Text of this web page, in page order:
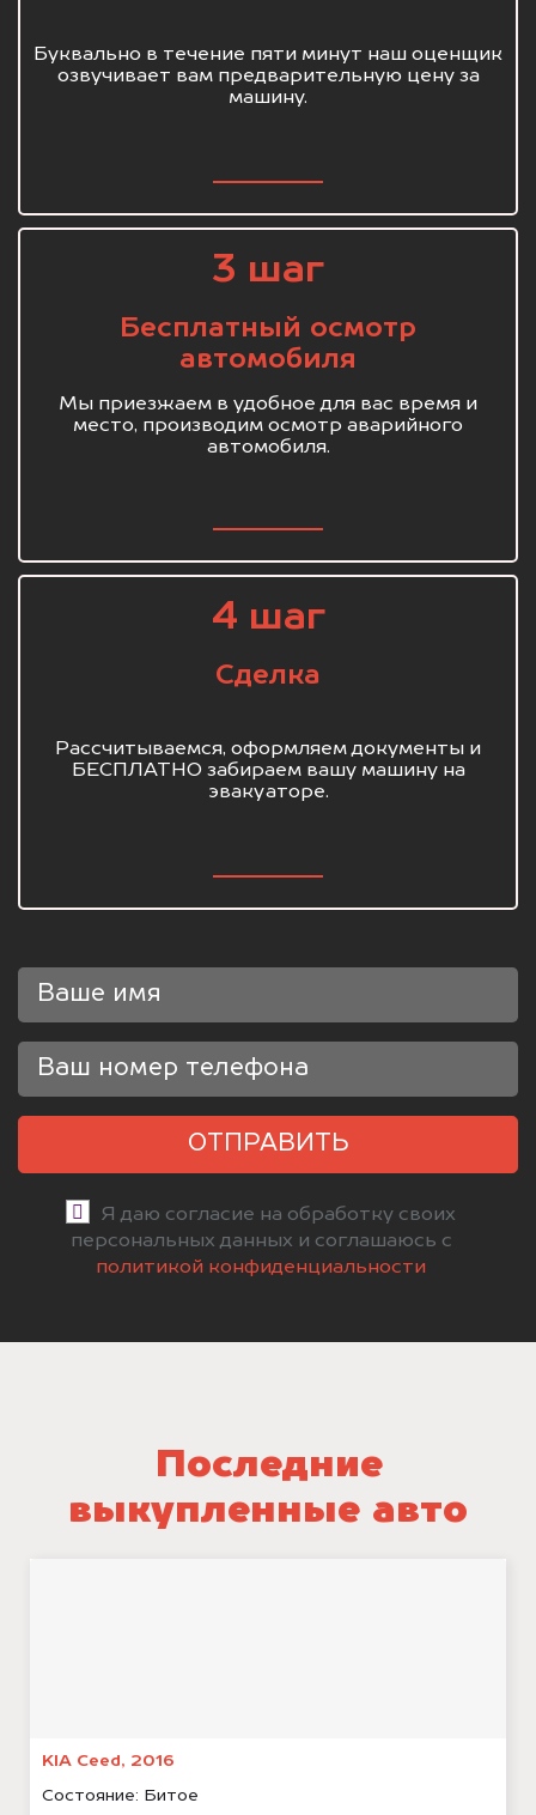
Буквально в течение пяти минут наш оценщик
озвучивает вам предварительную цену за
машину.
3 шаг
Бесплатный осмотр
автомобиля
Мы приезжаем в удобное для вас время и
место, производим осмотр аварийного
автомобиля.
4 шаг
Сделка
Рассчитываемся, оформляем документы и
БЕСПЛАТНО забираем вашу машину на
эвакуаторе.
ОТПРАВИТЬ
Я даю согласие на обработку своих
персональных данных и соглашаюсь с
политикой конфиденциальности
Последние
выкупленные авто
KIA Ceed, 2016
Состояние: Битое